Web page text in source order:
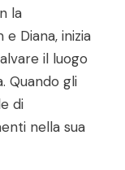
la
Diana, inizia
il luogo
Quando gli
di
nella sua